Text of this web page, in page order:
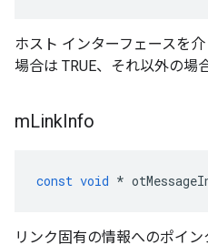
ホスト インターフェースを
場合は TRUE、それ以外の場
mLinkInfo
const void *
リンク固有の情報へのポイン